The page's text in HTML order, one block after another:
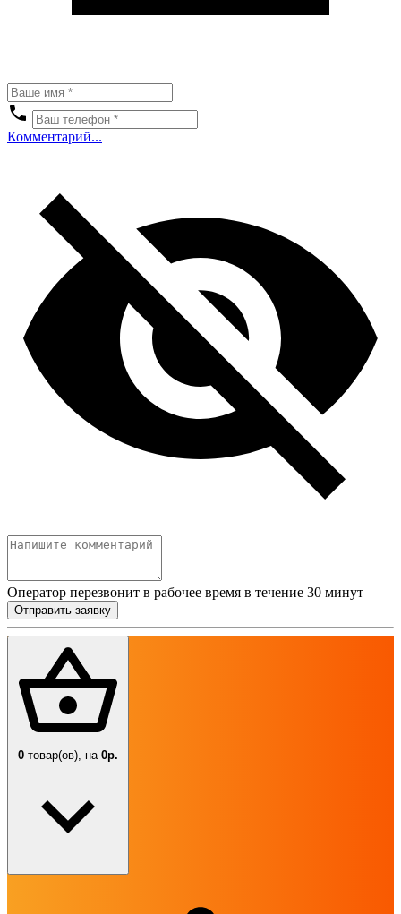
Комментарий...
Оператор перезвонит в рабочее время в течение 30 минут
Отправить заявку
0 товар(ов), на 0р.